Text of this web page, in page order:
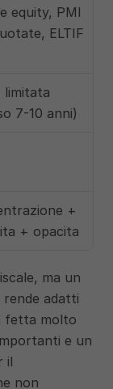
equity, PMI
ELTIF
limitata
7-10 anni)
+
+ opacita
ma un
rende adatti
fetta molto
e un
il
non